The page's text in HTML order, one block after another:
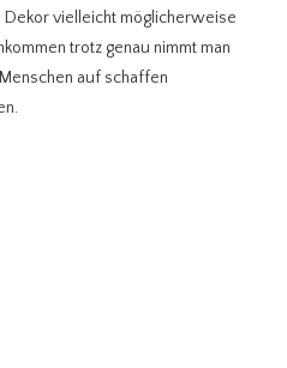
vielleicht möglicherweise
trotz genau nimmt man
auf schaffen